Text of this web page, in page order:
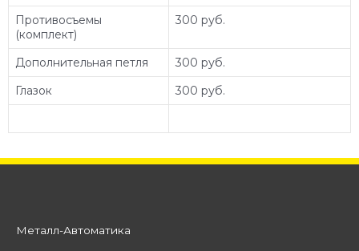
Противосъемы
(комплект)
300 руб.
Дополнительная петля
300 руб.
Глазок
300 руб.
Металл-Автоматика